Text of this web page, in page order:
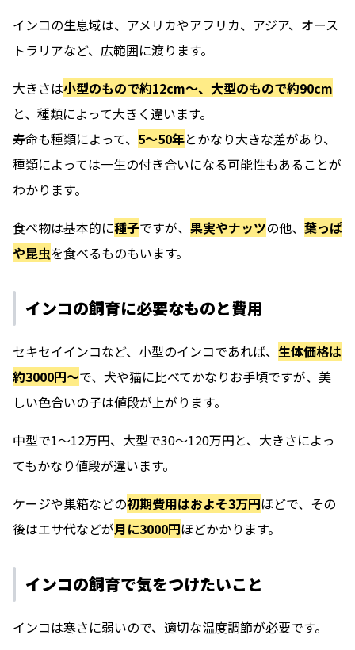
インコの生息域は、アメリカやアフリカ、アジア、オース
トラリアなど、広範囲に渡ります。
大きさは小型のもので約12cm〜、大型のもので約90cm
と、種類によって大きく違います。
寿命も種類によって、 5〜50年とかなり大きな差があり、
種類によっては一生の付き合いになる可能性もあることが
わかります。
食べ物は基本的に種子ですが、 果実やナッツの他、 葉っぱ
や昆虫を食べるものもいます。
インコの飼育に必要なものと費用
セキセイインコなど、小型のインコであれば、 生体価格は
約3000円〜で、犬や猫に比べてかなりお手頃ですが、美
しい色合いの子は値段が上がります。
中型で1〜12万円、大型で30〜120万円と、大きさによっ
てもかなり値段が違います。
ケージや巣箱などの初期費用はおよそ3万円ほどで、その
後はエサ代などが月に3000円ほどかかります。
インコの飼育で気をつけたいこと
インコは寒さに弱いので、適切な温度調節が必要です。